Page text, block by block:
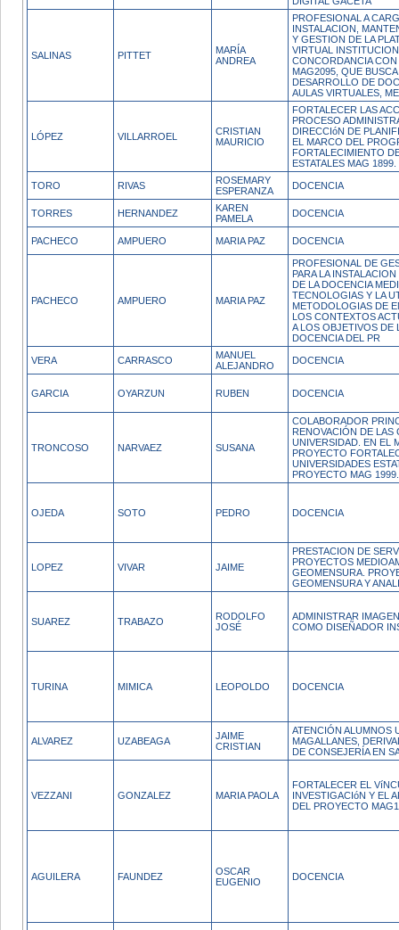
SALINAS PITTET
MARÍA
ANDREA
PROFESIONAL A
INSTALACION,
Y GESTION DE LA
VIRTUAL
CONCORDANCIA
MAG2095, QUE
DESARROLLO DE
AULAS VIRTUALES,
LÓPEZ VILLARROEL
CRISTIAN
MAURICIO
FORTALECER LAS
PROCESO
DIRECCIóN DE
EL MARCO DEL
FORTALECIMIENTO
ESTATALES MAG 1899.
TORO RIVAS
ROSEMARY
ESPERANZA
DOCENCIA
TORRES HERNANDEZ
KAREN
PAMELA
DOCENCIA
PACHECO AMPUERO MARIA PAZ DOCENCIA
PACHECO AMPUERO MARIA PAZ
PROFESIONAL DE
PARA LA
DE LA DOCENCIA
TECNOLOGIAS Y LA
METODOLOGIAS DE
LOS CONTEXTOS
A LOS OBJETIVOS DE
DOCENCIA DEL PR
VERA CARRASCO
MANUEL
ALEJANDRO
DOCENCIA
GARCIA OYARZUN RUBEN DOCENCIA
TRONCOSO NARVAEZ SUSANA
COLABORADOR
RENOVACIÓN DE LAS
UNIVERSIDAD. EN EL
PROYECTO
UNIVERSIDADES
PROYECTO MAG
OJEDA SOTO PEDRO DOCENCIA
LOPEZ VIVAR JAIME
PRESTACION DE
PROYECTOS
GEOMENSURA.
GEOMENSURA Y
SUAREZ TRABAZO
RODOLFO
JOSÉ
ADMINISTRAR
COMO DISEÑADOR
TURINA MIMICA LEOPOLDO DOCENCIA
ALVAREZ UZABEAGA
JAIME
CRISTIAN
ATENCIÓN ALUMNOS
MAGALLANES,
DE CONSEJERÍA EN
VEZZANI GONZALEZ MARIA PAOLA
FORTALECER EL
INVESTIGACIóN Y EL
DEL PROYECTO
AGUILERA FAUNDEZ
OSCAR
EUGENIO
DOCENCIA